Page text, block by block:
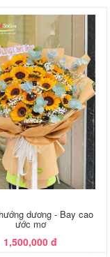
dương - Bay cao
ước mơ
1,500,000 đ